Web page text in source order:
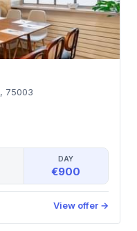
, 75003
DAY
€900
View offer →